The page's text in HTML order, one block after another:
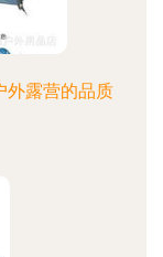
外露营的品质